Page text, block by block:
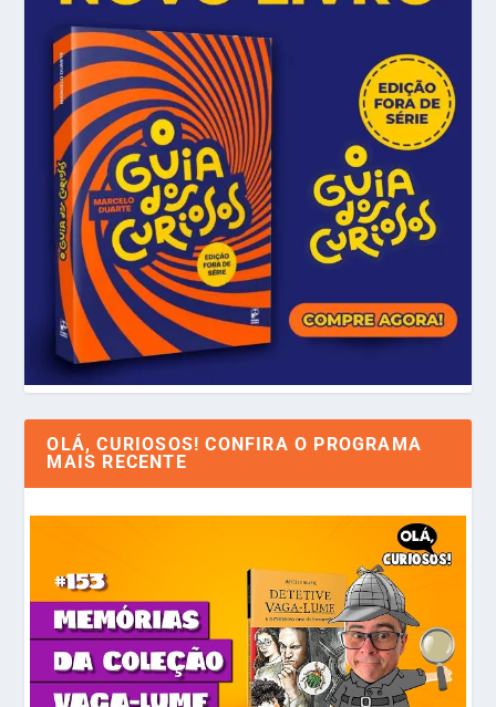
OLÁ, CURIOSOS! CONFIRA O PROGRAMA
MAIS RECENTE